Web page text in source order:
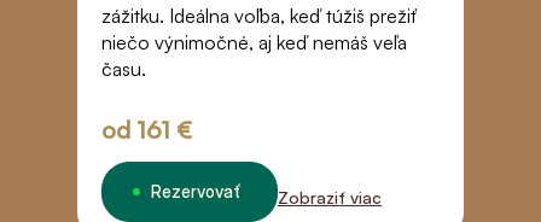
zážitku. Ideálna voľba, keď túžiš prežiť
niečo výnimočné, aj keď nemáš veľa
času.
od 161 €
Rezervovať Zobraziť viac